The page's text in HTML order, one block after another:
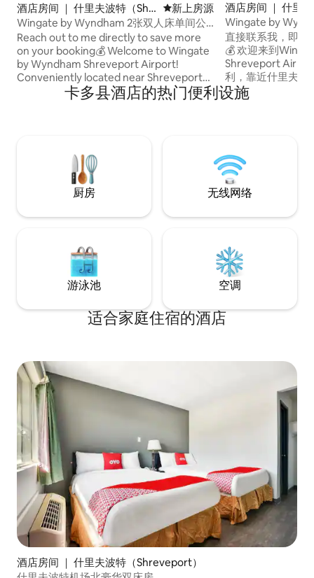
酒店房间 ｜ 什里夫波特（Shr
eveport）
新房源
新上房源
Wingate by Wyndham 2张双人床单间公
寓
Reach out to me directly to save more
on your booking💰 Welcome to Wingate
by Wyndham Shreveport Airport!
Conveniently located near Shreveport
Regional Airport and Interstate 20, hotel
offers easy access to local attractions,
Free parking ☕ Coffee/tea maker 🧊
Microwave & Refrigerator Perfect for
business travelers, airport stopovers,
and leisure stays in Shreveport. ✈️🌟
酒店房间 ｜ 什里
eveport）
Wingate by
大号单间公寓
直接联系我，即可
💰 欢迎来到Wingate by Wyndham
Shreveport
利，靠近什里夫波
（Shreveport
州际公路，可轻松
微波炉和冰箱 非常适合商务差旅人士、机
场中转和在什里
卡多县酒店的热门便利设施
厨房 无线网络
游泳池 空调
适合家庭住宿的酒店
酒店房间 ｜ 什里夫波特（Shreveport）